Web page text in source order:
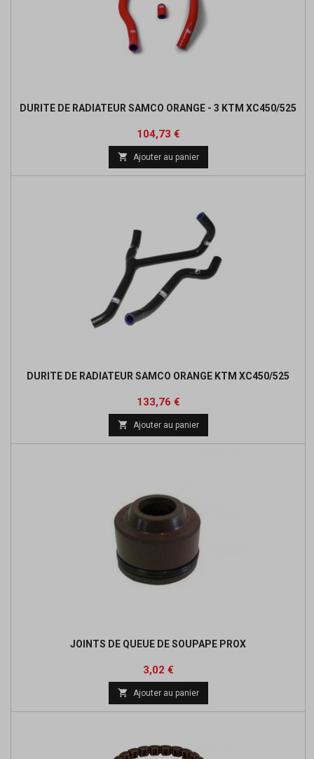
DURITE DE RADIATEUR SAMCO ORANGE - 3 KTM XC450/525
Prix
104,73 €Prix
de
base
 Ajouter au panier
DURITE DE RADIATEUR SAMCO ORANGE KTM XC450/525
Prix
133,76 €Prix
de
base
 Ajouter au panier
JOINTS DE QUEUE DE SOUPAPE PROX
Prix
3,02 €Prix
base
 Ajouter au panier